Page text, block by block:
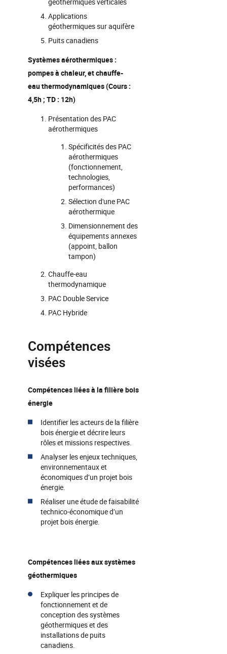
Applications
géothermiques sur aquifère
Puits canadiens
Systèmes aérothermiques :
pompes à chaleur, et chauffe-
eau thermodynamiques (Cours :
4,5h ; TD : 12h)
Présentation des PAC
aérothermiques
Spécificités des PAC
aérothermiques
(fonctionnement,
technologies,
performances)
Sélection d'une PAC
aérothermique
Dimensionnement des
équipements annexes
(appoint, ballon
tampon)
Chauffe-eau
thermodynamique
PAC Double Service
PAC Hybride
Compétences
visées
Compétences liées à la filière bois
énergie
Identifier les acteurs de la filière
bois énergie et décrire leurs
rôles et missions respectives.
Analyser les enjeux techniques,
environnementaux et
économiques d’un projet bois
énergie.
Réaliser une étude de faisabilité
technico-économique d’un
projet bois énergie.
Compétences liées aux systèmes
géothermiques
Expliquer les principes de
fonctionnement et de
conception des systèmes
géothermiques et des
installations de puits
canadiens.